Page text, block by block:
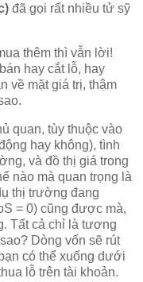
đã gọi rất nhiều tử sỹ
thêm thì vẫn lời!
hay cắt lỗ, hay
về mặt giá trị, thậm
quan, tùy thuộc vào
hay không), tình
và đồ thị giá trong
nào mà quan trọng là
thị trường đang
= 0) cũng được mà,
Tất cả chỉ là tương
Dòng vốn sẽ rút
có thể xuống dưới
lỗ trên tài khoản.